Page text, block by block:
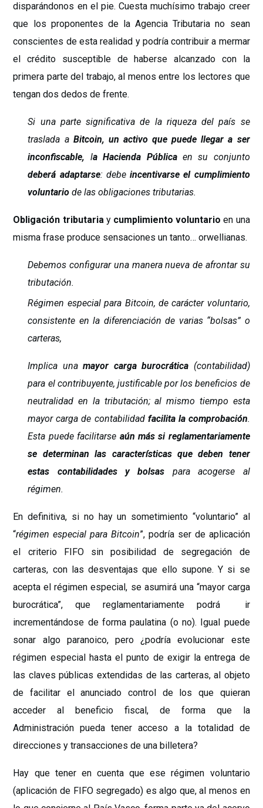
disparándonos en el pie. Cuesta muchísimo trabajo creer
que los proponentes de la Agencia Tributaria no sean
conscientes de esta realidad y podría contribuir a mermar
el crédito susceptible de haberse alcanzado con la
primera parte del trabajo, al menos entre los lectores que
tengan dos dedos de frente.
Si una parte significativa de la riqueza del país se
traslada a Bitcoin, un activo que puede llegar a ser
inconfiscable, la Hacienda Pública en su conjunto
deberá adaptarse: debeincentivarse el cumplimiento
voluntario de las obligaciones tributarias.
Obligación tributariay cumplimiento voluntario en una
misma frase produce sensaciones un tanto… orwellianas.
Debemos configurar una manera nueva de afrontar su
tributación.
Régimen especial para Bitcoin, de carácter voluntario,
consistente en la diferenciación de varias “bolsas” o
carteras,
Implica unamayor carga burocrática (contabilidad)
para el contribuyente, justificable por los beneficios de
neutralidad en la tributación; al mismo tiempo esta
mayor carga de contabilidad facilita la comprobación.
Esta puede facilitarse aún más si reglamentariamente
se determinan las características que deben tener
estas contabilidades y bolsas para acogerse al
régimen.
En definitiva, si no hay un sometimiento “voluntario” al
“régimen especial para Bitcoin”, podría ser de aplicación
el criterio FIFO sin posibilidad de segregación de
carteras, con las desventajas que ello supone. Y si se
acepta el régimen especial, se asumirá una “mayor carga
burocrática”, que reglamentariamente podrá ir
incrementándose de forma paulatina (o no). Igual puede
sonar algo paranoico, pero ¿podría evolucionar este
régimen especial hasta el punto de exigir la entrega de
las claves públicas extendidas de las carteras, al objeto
de facilitar el anunciado control de los que quieran
acceder al beneficio fiscal, de forma que la
Administración pueda tener acceso a la totalidad de
direcciones y transacciones de una billetera?
Hay que tener en cuenta que ese régimen voluntario
(aplicación de FIFO segregado) es algo que, al menos en